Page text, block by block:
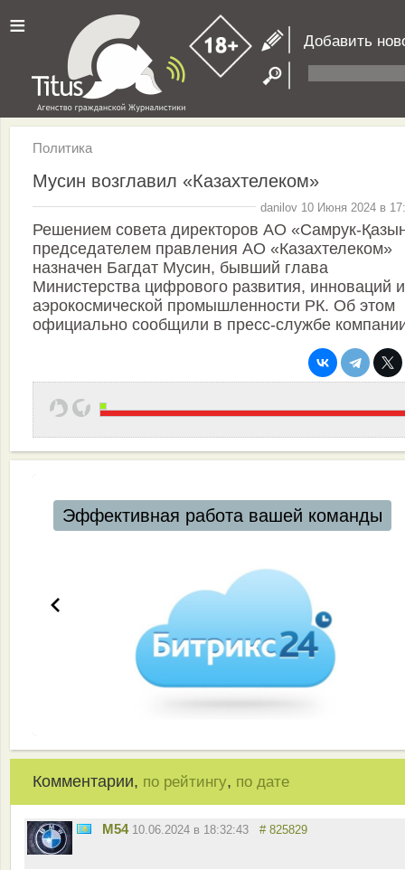
≡ Добавить
Политика
Мусин возглавил «Казахтелеком»
danilov 10 Июня 2024 в
Решением совета директоров АО «Самрук-
председателем правления АО «Казахтелеком»
назначен Багдат Мусин, бывший глава
Министерства цифрового развития, инноваций и
аэрокосмической промышленности РК. Об этом
официально сообщили в пресс-службе
Эффективная работа вашей команды
Комментарии, по рейтингу, по дате
M54 10.06.2024 в 18:32:43 # 825829